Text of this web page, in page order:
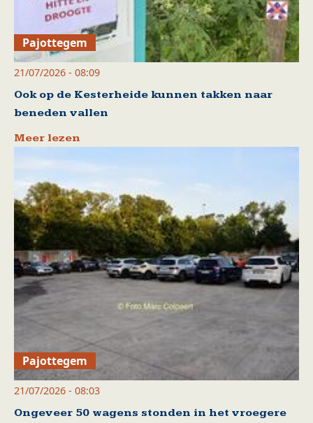
Pajottegem
21/07/2026 - 08:09
Ook op de Kesterheide kunnen takken naar
beneden vallen
Meer lezen
Pajottegem
21/07/2026 - 08:03
Ongeveer 50 wagens stonden in het vroegere